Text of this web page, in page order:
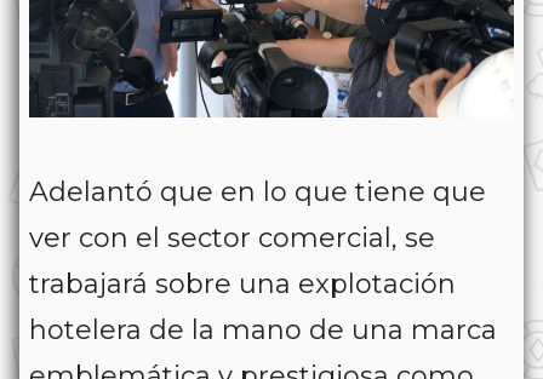
Adelantó que en lo que tiene que
ver con el sector comercial, se
trabajará sobre una explotación
hotelera de la mano de una marca